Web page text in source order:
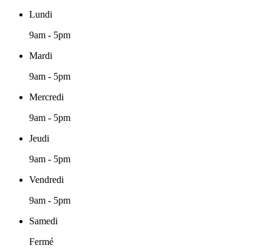
Lundi
9am - 5pm
Mardi
9am - 5pm
Mercredi
9am - 5pm
Jeudi
9am - 5pm
Vendredi
9am - 5pm
Samedi
Fermé